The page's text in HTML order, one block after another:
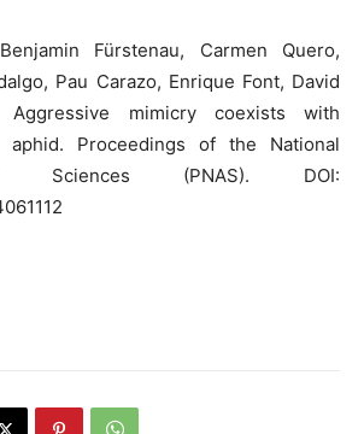
Fürstenau, Carmen Quero,
Pau Carazo, Enrique Font, David
Aggressive mimicry coexists with
Proceedings of the National
Sciences (PNAS). DOI: